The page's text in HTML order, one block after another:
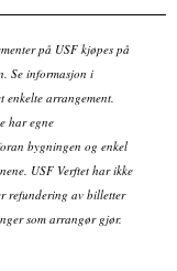
på USF kjøpes på
Se informasjon i
enkelte arrangement.
har egne
bygningen og enkel
USF Verftet har ikke
refundering av billetter
som arrangør gjør.